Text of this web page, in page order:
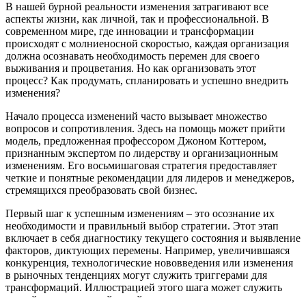
В нашей бурной реальности изменения затрагивают все
аспекты жизни, как личной, так и профессиональной. В
современном мире, где инновации и трансформации
происходят с молниеносной скоростью, каждая организация
должна осознавать необходимость перемен для своего
выживания и процветания. Но как организовать этот
процесс? Как продумать, спланировать и успешно внедрить
изменения?
Начало процесса изменений часто вызывает множество
вопросов и сопротивления. Здесь на помощь может прийти
модель, предложенная профессором Джоном Коттером,
признанным экспертом по лидерству и организационным
изменениям. Его восьмишаговая стратегия предоставляет
четкие и понятные рекомендации для лидеров и менеджеров,
стремящихся преобразовать свой бизнес.
Первый шаг к успешным изменениям – это осознание их
необходимости и правильный выбор стратегии. Этот этап
включает в себя диагностику текущего состояния и выявление
факторов, диктующих перемены. Например, увеличившаяся
конкуренция, технологические нововведения или изменения
в рыночных тенденциях могут служить триггерами для
трансформаций. Иллюстрацией этого шага может служить